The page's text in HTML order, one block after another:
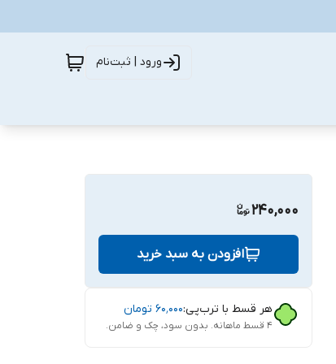
ورود | ثبت‌نام
240,000
افزودن به سبد خرید
هر قسط با ترب‌پی:۶۰٬۰۰۰ تومان
۴ قسط ماهانه. بدون سود، چک و ضامن.